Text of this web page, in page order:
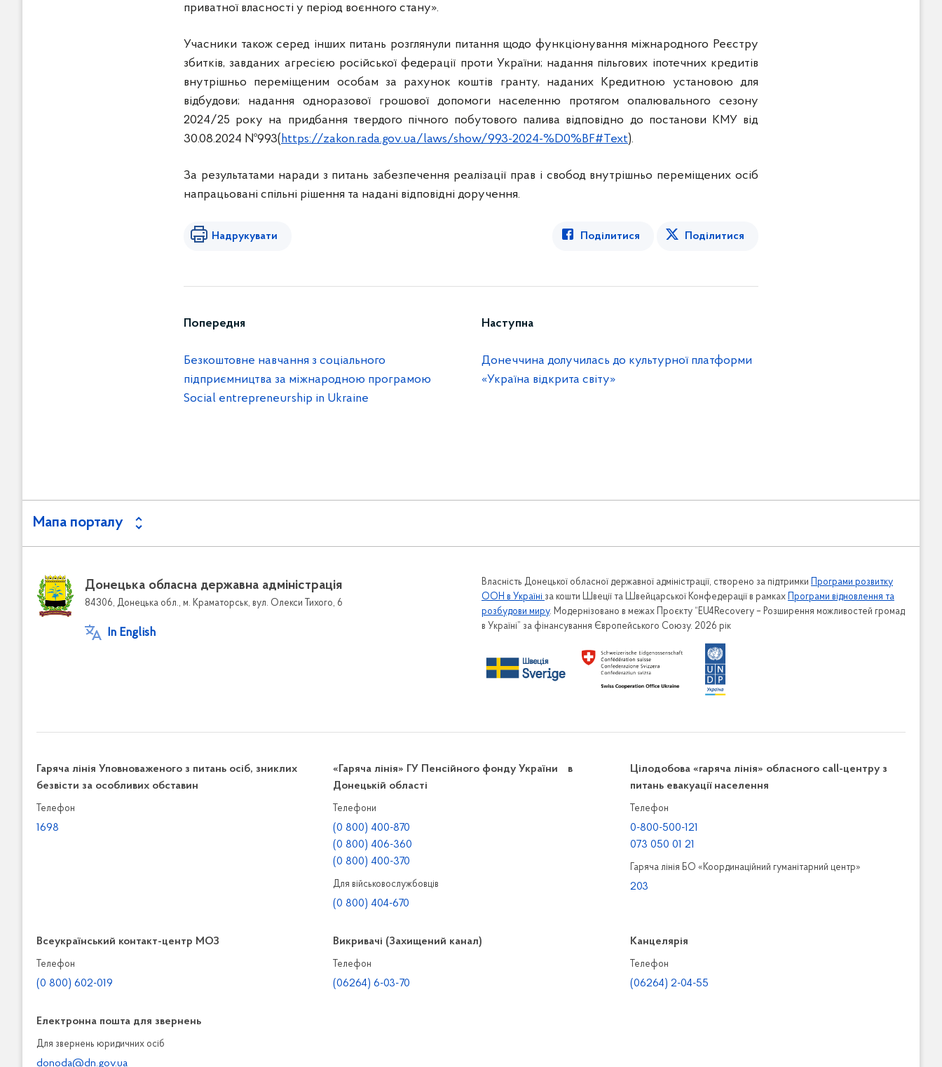
приватної власності у період воєнного стану».
Учасники також серед інших питань розглянули питання щодо функціонування міжнародного Реєстру
збитків, завданих агресією російської федерації проти України; надання пільгових іпотечних кредитів
внутрішньо переміщеним особам за рахунок коштів гранту, наданих Кредитною установою для
відбудови; надання одноразової грошової допомоги населенню протягом опалювального сезону
2024/25 року на придбання твердого пічного побутового палива відповідно до постанови КМУ від
30.08.2024 №993( https://zakon.rada.gov.ua/laws/show/993-2024-%D0%BF#Text).
За результатами наради з питань забезпечення реалізації прав і свобод внутрішньо переміщених осіб
напрацьовані спільні рішення та надані відповідні доручення.
Надрукувати Поділитися Поділитися
Попередня
Безкоштовне навчання з соціального
підприємництва за міжнародною програмою
Social entrepreneurship in Ukraine
Наступна
Донеччина долучилась до культурної платформи
«Україна відкрита світу»
Мапа порталу
Донецька обласна державна адміністрація
84306, Донецька обл., м. Краматорськ, вул. Олекси Тихого, 6
In English
Власність Донецької обласної державної адміністрації, створено за підтримки
Програми розвитку
ООН в Україні за кошти Швеції та Швейцарської Конфедерації в рамках
Програми відновлення та
розбудови миру. Модернізовано в межах Проєкту “EU4Recovery – Розширення можливостей громад
в Україні” за фінансування Європейського Союзу. 2026 рік
Гаряча лінія Уповноваженого з питань осіб, зниклих
безвісти за особливих обставин
Телефон
1698
«Гаряча лінія» ГУ Пенсійного фонду України в
Донецькій області
Телефони
(0 800) 400-870
(0 800) 406-360
(0 800) 400-370
Для військовослужбовців
(0 800) 404-670
Цілодобова «гаряча лінія» обласного call-центру з
питань евакуації населення
Телефон
0-800-500-121
073 050 01 21
Гаряча лінія БО «Координаційний гуманітарний центр»
203
Всеукраїнський контакт-центр МОЗ
Телефон
(0 800) 602-019
Викривачі (Захищений канал)
Телефон
(06264) 6-03-70
Канцелярiя
Телефон
(06264) 2-04-55
Електронна пошта для звернень
Для звернень юридичних осiб
donoda@dn.gov.ua